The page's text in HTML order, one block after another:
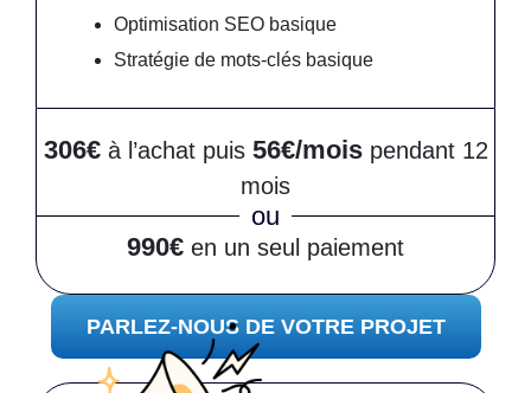
Optimisation SEO basique
Stratégie de mots-clés basique
306€ à l’achat puis 56€/mois pendant 12
mois
ou
990€ en un seul paiement
PARLEZ-NOUS DE VOTRE PROJET